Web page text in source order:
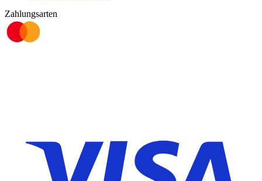
Zahlungsarten